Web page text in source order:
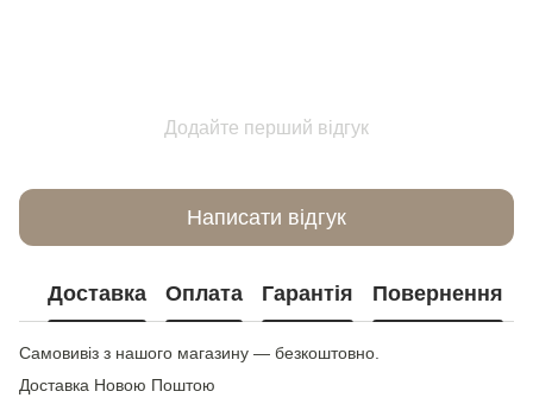
Додайте перший відгук
Написати відгук
Доставка Оплата Гарантія Повернення
Самовивіз з нашого магазину — безкоштовно.
Доставка Новою Поштою